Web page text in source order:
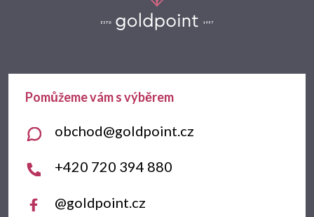
a
obchod@goldpoint.cz
+420 720 394 880
@goldpoint.cz